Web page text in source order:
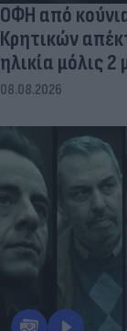
ΟΦΗ από
Κρητικών
ηλικία μόλις
08.08.2026